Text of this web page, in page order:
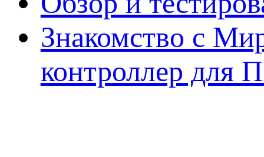
Знакомство с
контроллер для